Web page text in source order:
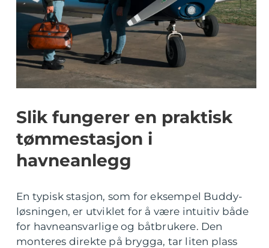
Slik fungerer en praktisk
tømmestasjon i
havneanlegg
En typisk stasjon, som for eksempel Buddy-
løsningen, er utviklet for å være intuitiv både
for havneansvarlige og båtbrukere. Den
monteres direkte på brygga, tar liten plass